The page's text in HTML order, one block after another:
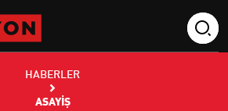
HABERLER
ASAYIŞ